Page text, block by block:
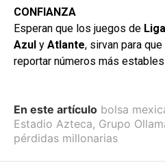
CONFIANZA
Esperan que los juegos de
Azul y Atlante, sirvan para
reportar números más estables
En este artículo bolsa
Estadio Azteca, Grupo
pérdidas millonarias